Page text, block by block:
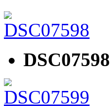
DSC07598